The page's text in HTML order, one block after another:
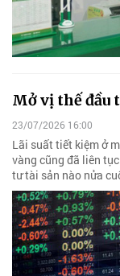
Mở vị thế đầu
23/07/2026 16:00
Lãi suất tiết kiệm ở
vàng cũng đã liên
tư tài sản nào nửa